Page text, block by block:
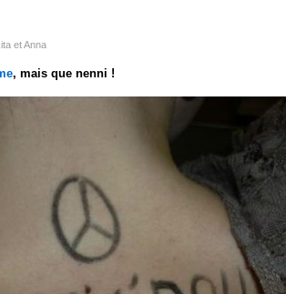
et Anna
, mais que nenni !